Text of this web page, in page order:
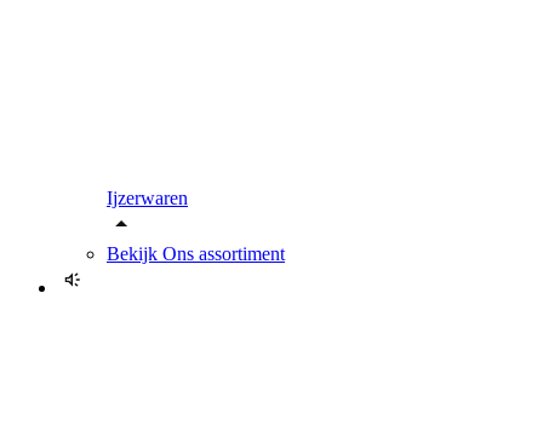
Ijzerwaren
Bekijk Ons assortiment